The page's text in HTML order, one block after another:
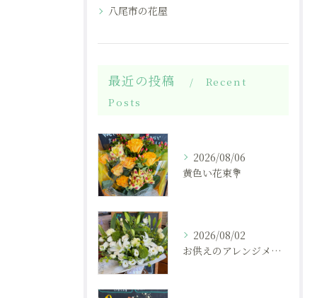
八尾市の花屋
最近の投稿
Recent
Posts
2026/08/06
黄色い花束💐
2026/08/02
お供えのアレンジメント